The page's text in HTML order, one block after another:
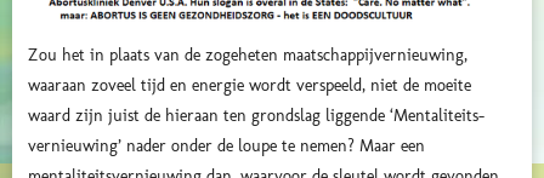
Zou het in plaats van de zogeheten maatschappijvernieuwing,
waaraan zoveel tijd en energie wordt verspeeld, niet de moeite
waard zijn juist de hieraan ten grondslag liggende ‘Mentaliteits-
vernieuwing’ nader onder de loupe te nemen? Maar een